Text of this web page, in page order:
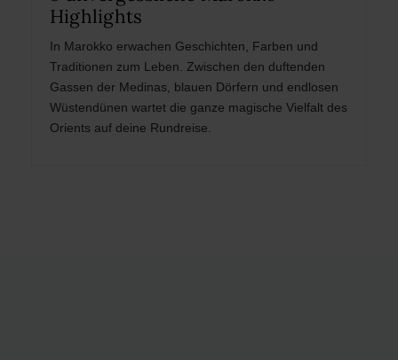
Highlights
In Marokko erwachen Geschichten, Farben und
Traditionen zum Leben. Zwischen den duftenden
Gassen der Medinas, blauen Dörfern und endlosen
Wüstendünen wartet die ganze magische Vielfalt des
Orients auf deine Rundreise.